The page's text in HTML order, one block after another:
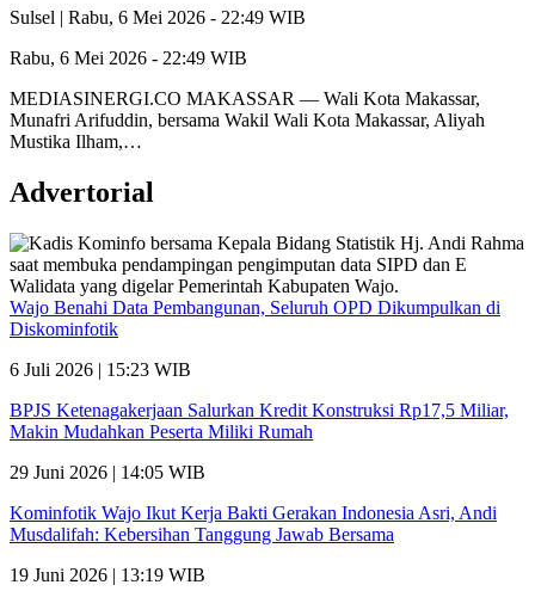
Sulsel | Rabu, 6 Mei 2026 - 22:49 WIB
Rabu, 6 Mei 2026 - 22:49 WIB
MEDIASINERGI.CO MAKASSAR — Wali Kota Makassar,
Munafri Arifuddin, bersama Wakil Wali Kota Makassar, Aliyah
Mustika Ilham,…
Advertorial
Wajo Benahi Data Pembangunan, Seluruh OPD Dikumpulkan di
Diskominfotik
6 Juli 2026 | 15:23 WIB
BPJS Ketenagakerjaan Salurkan Kredit Konstruksi Rp17,5 Miliar,
Makin Mudahkan Peserta Miliki Rumah
29 Juni 2026 | 14:05 WIB
Kominfotik Wajo Ikut Kerja Bakti Gerakan Indonesia Asri, Andi
Musdalifah: Kebersihan Tanggung Jawab Bersama
19 Juni 2026 | 13:19 WIB